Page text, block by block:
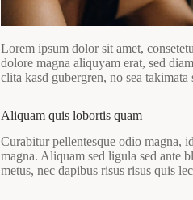
Lorem ipsum dolor sit amet,
dolore magna aliquyam erat, sed
clita kasd gubergren, no sea
Aliquam quis lobortis quam
Curabitur pellentesque odio magna,
magna. Aliquam sed ligula sed ante
metus, nec dapibus risus risus quis